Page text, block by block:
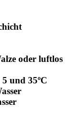
oder luftlos
und 35ºC